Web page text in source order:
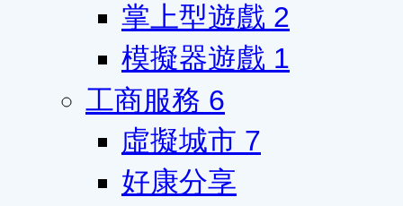
掌上型遊戲 2
模擬器遊戲 1
工商服務 6
虛擬城市 7
好康分享